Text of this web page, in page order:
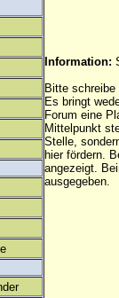
Information:
Bitte
Es bringt
Forum eine
Mittelpunkt
Stelle,
hier fördern.
angezeigt.
ausgegeben.